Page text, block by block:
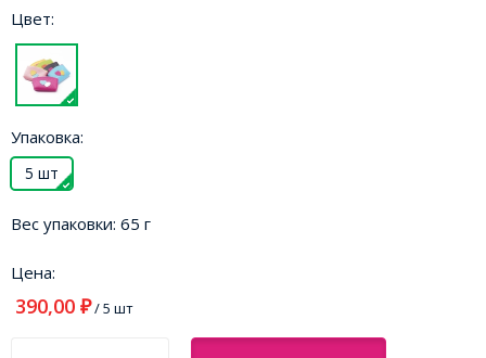
Цвет:
Упаковка:
5 шт
Вес упаковки: 65 г
Цена:
390,00 ₽/ 5 шт